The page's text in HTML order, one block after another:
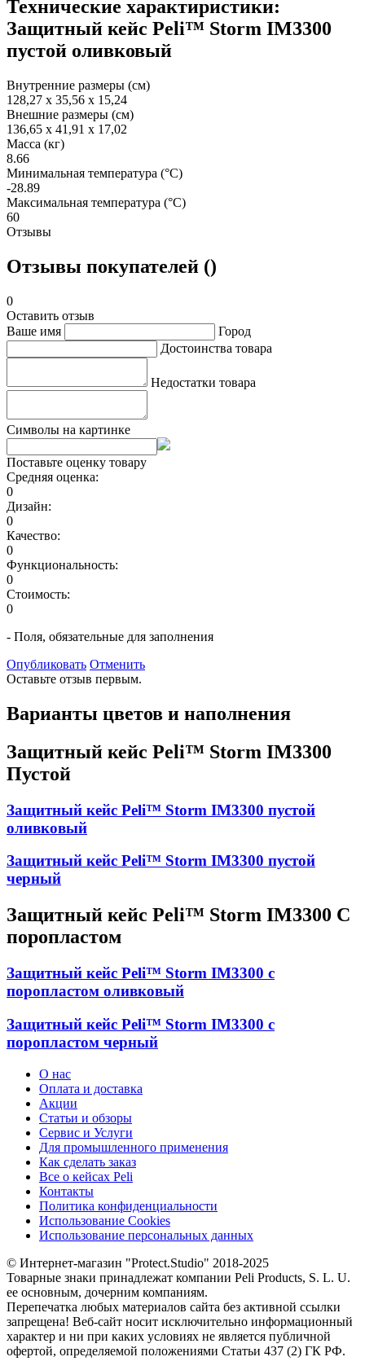
Технические характиристики:
Защитный кейс Peli™ Storm IM3300
пустой оливковый
Внутренние размеры (см)
128,27 x 35,56 x 15,24
Внешние размеры (см)
136,65 x 41,91 x 17,02
Масса (кг)
8.66
Минимальная температура (°C)
-28.89
Максимальная температура (°C)
60
Отзывы
Отзывы покупателей ()
0
Оставить отзыв
Ваше имя
Город
Достоинства товара
Недостатки товара
Символы на картинке
Поставьте оценку товару
Средняя оценка:
0
Дизайн:
0
Качество:
0
Функциональность:
0
Стоимость:
0
- Поля, обязательные для заполнения
Опубликовать Отменить
Оставьте отзыв первым.
Варианты цветов и наполнения
Защитный кейс Peli™ Storm IM3300
Пустой
Защитный кейс Peli™ Storm IM3300 пустой
оливковый
Защитный кейс Peli™ Storm IM3300 пустой
черный
Защитный кейс Peli™ Storm IM3300 С
поропластом
Защитный кейс Peli™ Storm IM3300 с
поропластом оливковый
Защитный кейс Peli™ Storm IM3300 с
поропластом черный
О нас
Оплата и доставка
Акции
Статьи и обзоры
Сервис и Услуги
Для промышленного применения
Как сделать заказ
Все о кейсах Peli
Контакты
Политика конфиденциальности
Использование Cookies
Использование персональных данных
© Интернет-магазин "Protect.Studio" 2018-2025
Товарные знаки принадлежат компании Peli Products, S. L. U.
ее основным, дочерним компаниям.
Перепечатка любых материалов сайта без активной ссылки
запрещена! Веб-сайт носит исключительно информационный
характер и ни при каких условиях не является публичной
офертой, определяемой положениями Статьи 437 (2) ГК РФ.